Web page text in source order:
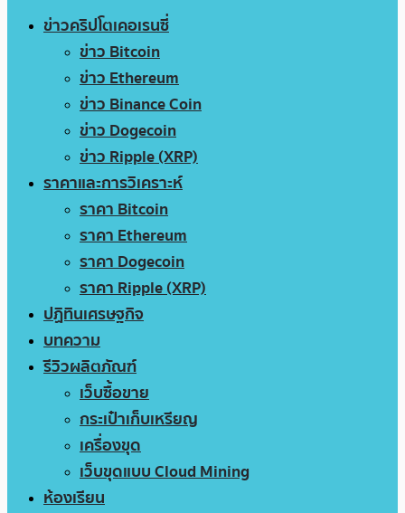
ข่าวคริปโตเคอเรนซี่
ข่าว Bitcoin
ข่าว Ethereum
ข่าว Binance Coin
ข่าว Dogecoin
ข่าว Ripple (XRP)
ราคาและการวิเคราะห์
ราคา Bitcoin
ราคา Ethereum
ราคา Dogecoin
ราคา Ripple (XRP)
ปฏิทินเศรษฐกิจ
บทความ
รีวิวผลิตภัณฑ์
เว็บซื้อขาย
กระเป๋าเก็บเหรียญ
เครื่องขุด
เว็บขุดแบบ Cloud Mining
ห้องเรียน